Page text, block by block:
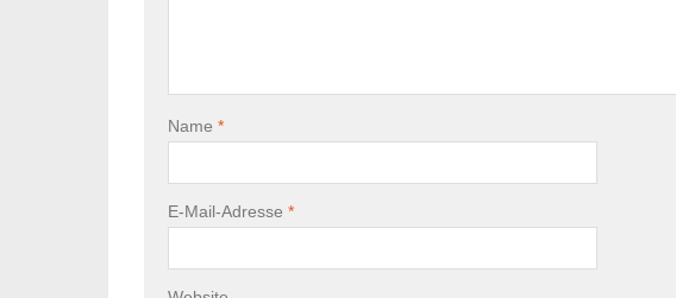
Name *
E-Mail-Adresse *